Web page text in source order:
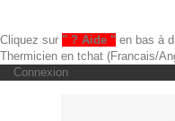
Cliquez sur " ? Aide " en bas à
Thermicien en tchat (Francais/
Connexion